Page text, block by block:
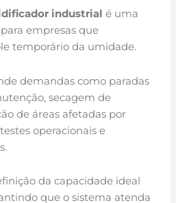
industrial é uma
empresas que
temporário da umidade.
demandas como paradas
secagem de
de áreas afetadas por
operacionais e
da capacidade ideal
que o sistema atenda